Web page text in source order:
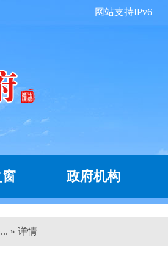
网站支持IPv6
政府机构
» 详情